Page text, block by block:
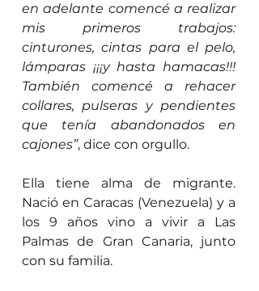
en adelante comencé a realizar
mis primeros trabajos:
cinturones, cintas para el pelo,
lámparas ¡¡¡y hasta hamacas!!!
También comencé a rehacer
collares, pulseras y pendientes
que tenía abandonados en
cajones”, dice con orgullo.
Ella tiene alma de migrante.
Nació en Caracas (Venezuela) y a
los 9 años vino a vivir a Las
Palmas de Gran Canaria, junto
con su familia.